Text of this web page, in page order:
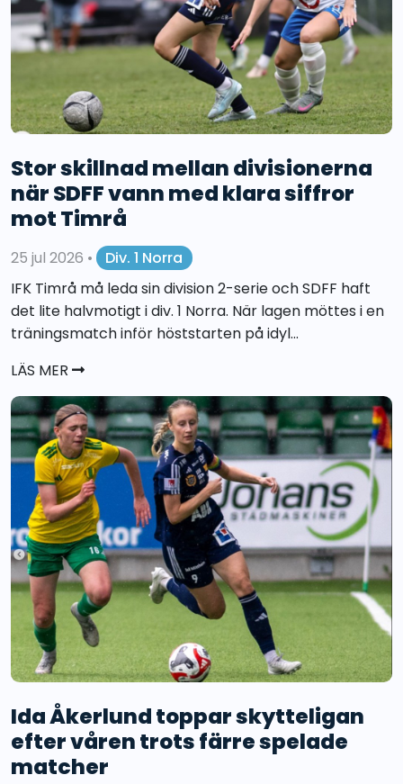
Stor skillnad mellan divisionerna
när SDFF vann med klara siffror
mot Timrå
25 jul 2026 •
Div. 1 Norra
IFK Timrå må leda sin division 2-serie och SDFF haft
det lite halvmotigt i div. 1 Norra. När lagen möttes i en
träningsmatch inför höststarten på idyl...
LÄS MER
Ida Åkerlund toppar skytteligan
efter våren trots färre spelade
matcher